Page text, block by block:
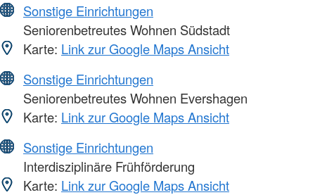
Sonstige Einrichtungen
Seniorenbetreutes Wohnen Südstadt
Karte: Link zur Google Maps Ansicht
Sonstige Einrichtungen
Seniorenbetreutes Wohnen Evershagen
Karte: Link zur Google Maps Ansicht
Sonstige Einrichtungen
Interdisziplinäre Frühförderung
Karte: Link zur Google Maps Ansicht